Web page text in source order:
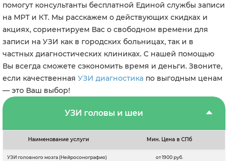
помогут консультанты бесплатной Единой службы записи
на МРТ и КТ. Мы расскажем о действующих скидках и
акциях, сориентируем Вас о свободном времени для
записи на УЗИ как в городских больницах, так и в
частных диагностических клиниках. С нашей помощью
Вы всегда сможете сэкономить время и деньги. Звоните,
если качественная УЗИ диагностика по выгодным ценам
— это Ваш выбор!
УЗИ головы и шеи
Наименование услуги Мин. Цена в СПб
УЗИ головного мозга (Нейросонография) от 1900 руб.